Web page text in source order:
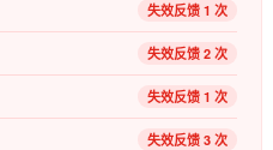
失效反馈 1 次
失效反馈 2 次
失效反馈 1 次
失效反馈 3 次